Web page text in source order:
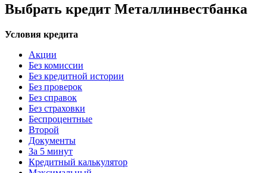
Выбрать кредит Металлинвестбанка
Условия кредита
Акции
Без комиссии
Без кредитной истории
Без проверок
Без справок
Без страховки
Беспроцентные
Второй
Документы
За 5 минут
Кредитный калькулятор